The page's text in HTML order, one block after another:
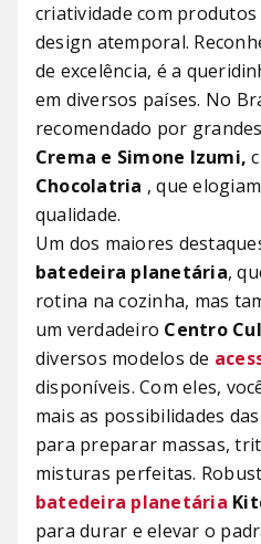
criatividade com
design atemporal.
de excelência, é a
em diversos países. No
recomendado por
Crema e Simone Izumi,
Chocolatria , que
qualidade.
Um dos maiores
batedeira planetária,
rotina na cozinha, mas
um verdadeiro Centro
diversos modelos de
disponíveis. Com eles,
mais as possibilidades
para preparar massas,
misturas perfeitas.
batedeira planetária
para durar e elevar o